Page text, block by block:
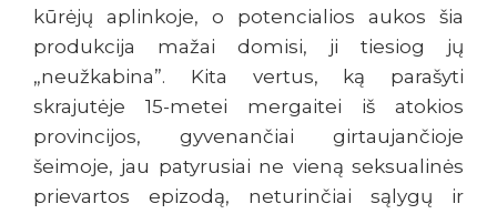
kūrėjų aplinkoje, o potencialios aukos šia
produkcija mažai domisi, ji tiesiog jų
„neužkabina”. Kita vertus, ką parašyti
skrajutėje 15-metei mergaitei iš atokios
provincijos, gyvenančiai girtaujančioje
šeimoje, jau patyrusiai ne vieną seksualinės
prievartos epizodą, neturinčiai sąlygų ir